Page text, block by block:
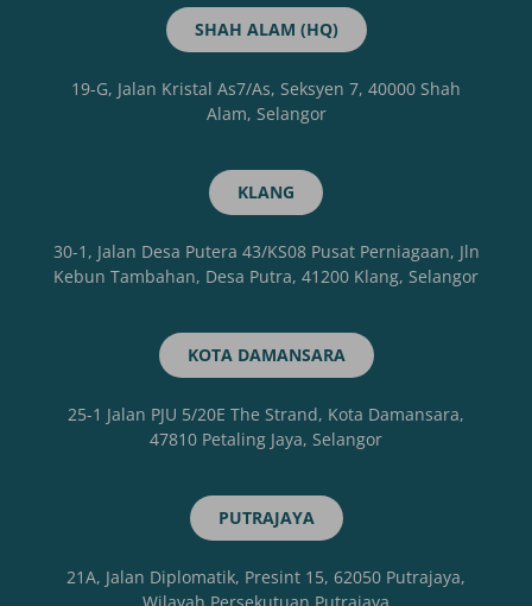
SHAH ALAM (HQ)
19-G, Jalan Kristal As7/As, Seksyen 7, 40000 Shah
Alam, Selangor
KLANG
30-1, Jalan Desa Putera 43/KS08 Pusat Perniagaan, Jln
Kebun Tambahan, Desa Putra, 41200 Klang, Selangor
KOTA DAMANSARA
25-1 Jalan PJU 5/20E The Strand, Kota Damansara,
47810 Petaling Jaya, Selangor
PUTRAJAYA
21A, Jalan Diplomatik, Presint 15, 62050 Putrajaya,